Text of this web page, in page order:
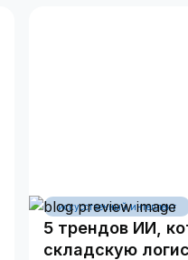
искусственный интеллект
5 трендов ИИ,
складскую